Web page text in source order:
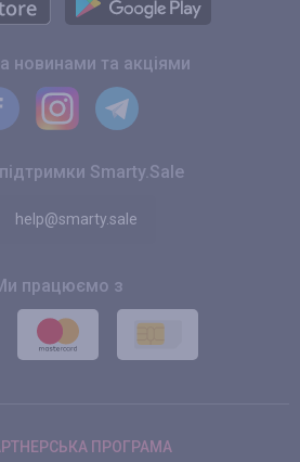
новинами та акціями
Smarty.Sale
help@smarty.sale
працюємо з
ПРОГРАМА